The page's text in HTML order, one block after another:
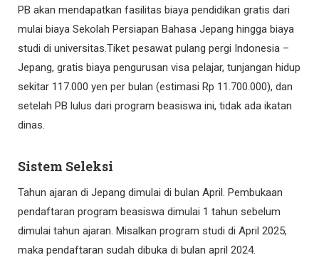
PB akan mendapatkan fasilitas biaya pendidikan gratis dari
mulai biaya Sekolah Persiapan Bahasa Jepang hingga biaya
studi di universitas.Tiket pesawat pulang pergi Indonesia –
Jepang, gratis biaya pengurusan visa pelajar, tunjangan hidup
sekitar 117.000 yen per bulan (estimasi Rp 11.700.000), dan
setelah PB lulus dari program beasiswa ini, tidak ada ikatan
dinas.
Sistem Seleksi
Tahun ajaran di Jepang dimulai di bulan April. Pembukaan
pendaftaran program beasiswa dimulai 1 tahun sebelum
dimulai tahun ajaran. Misalkan program studi di April 2025,
maka pendaftaran sudah dibuka di bulan april 2024.